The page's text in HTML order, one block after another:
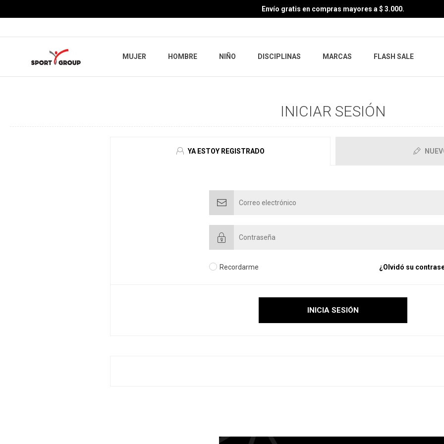
Envío gratis en compras mayores a $ 3.000.
MUJER HOMBRE NIÑO DISCIPLINAS MARCAS FLASH SALE
INICIAR SESIÓN
YA ESTOY REGISTRADO
Recordarme ¿Olvidó su